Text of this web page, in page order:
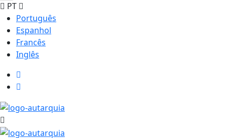
PT
Português
Espanhol
Francês
Inglês